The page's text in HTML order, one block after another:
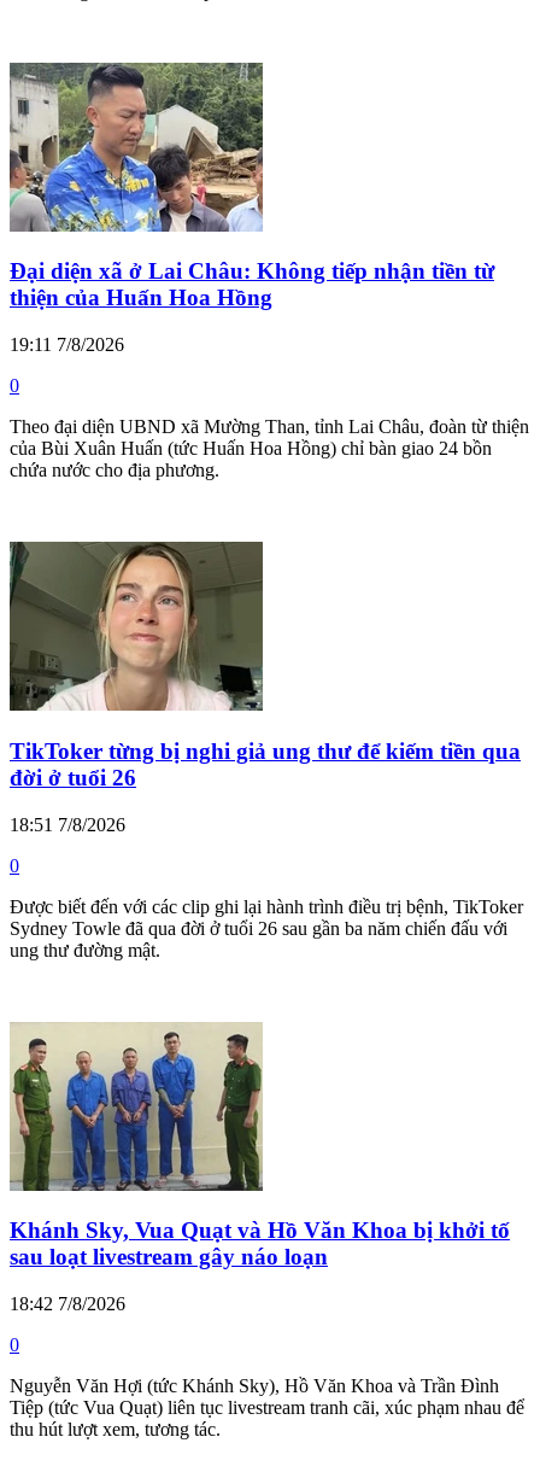
Đại diện xã ở Lai Châu: Không tiếp nhận tiền từ
thiện của Huấn Hoa Hồng
19:11 7/8/2026
0
Theo đại diện UBND xã Mường Than, tỉnh Lai Châu, đoàn từ thiện
của Bùi Xuân Huấn (tức Huấn Hoa Hồng) chỉ bàn giao 24 bồn
chứa nước cho địa phương.
TikToker từng bị nghi giả ung thư để kiếm tiền qua
đời ở tuổi 26
18:51 7/8/2026
0
Được biết đến với các clip ghi lại hành trình điều trị bệnh, TikToker
Sydney Towle đã qua đời ở tuổi 26 sau gần ba năm chiến đấu với
ung thư đường mật.
Khánh Sky, Vua Quạt và Hồ Văn Khoa bị khởi tố
sau loạt livestream gây náo loạn
18:42 7/8/2026
0
Nguyễn Văn Hợi (tức Khánh Sky), Hồ Văn Khoa và Trần Đình
Tiệp (tức Vua Quạt) liên tục livestream tranh cãi, xúc phạm nhau để
thu hút lượt xem, tương tác.